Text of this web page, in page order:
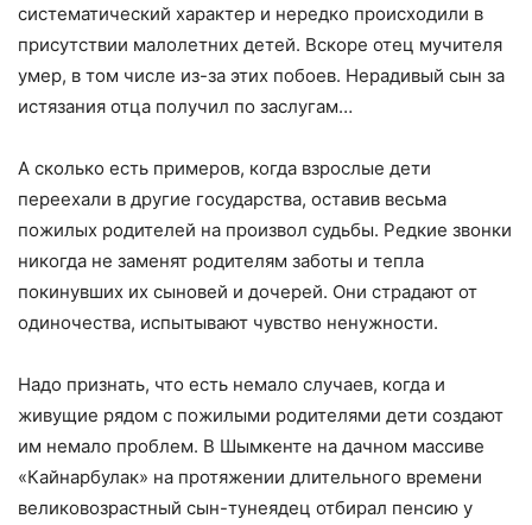
систематический характер и нередко происходили в
присутствии малолетних детей. Вскоре отец мучителя
умер, в том числе из-за этих побоев. Нерадивый сын за
истязания отца получил по заслугам…
А сколько есть примеров, когда взрослые дети
переехали в другие государства, оставив весьма
пожилых родителей на произвол судьбы. Редкие звонки
никогда не заменят родителям заботы и тепла
покинувших их сыновей и дочерей. Они страдают от
одиночества, испытывают чувство ненужности.
Надо признать, что есть немало случаев, когда и
живущие рядом с пожилыми родителями дети создают
им немало проблем. В Шымкенте на дачном массиве
«Кайнарбулак» на протяжении длительного времени
великовозрастный сын-тунеядец отбирал пенсию у